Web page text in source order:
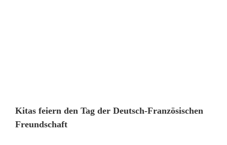
Kitas feiern den Tag der Deutsch-Französischen
Freundschaft